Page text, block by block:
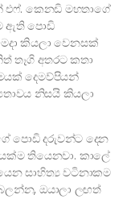
එෆ්. කෙනඩි මහතාගේ
ඇති පොඩි
කියලා වෙනසක්
තෑගි අතරට කතා
දෙමව්පියන්
නිසයි කියලා
පොඩි දරුවන්ට දෙන
තියෙනවා. කාලේ
සාහිත්‍ය වටිනාකම
ඔයාලා ලඟත්